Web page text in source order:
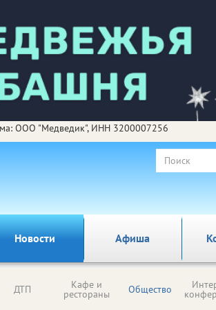
ООО "Медведик", ИНН 3200007256
Новости Афиша
ДТП Кафе и
рестораны Общество